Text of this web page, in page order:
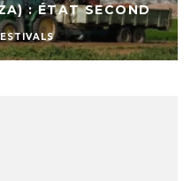
: ÉTAT SECOND